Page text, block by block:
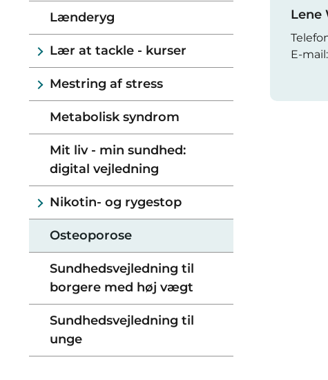
Lænderyg
Lær at tackle - kurser
Mestring af stress
Metabolisk syndrom
Mit liv - min sundhed:
digital vejledning
Nikotin- og rygestop
Osteoporose
Sundhedsvejledning til
borgere med høj vægt
Sundhedsvejledning til
unge
Lene
E-mail: